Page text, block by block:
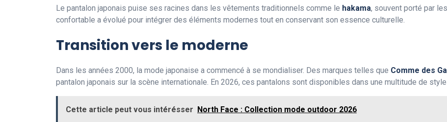
Le pantalon japonais puise ses racines dans les vêtements traditionnels comme le hakama, souvent porté par
confortable a évolué pour intégrer des éléments modernes tout en conservant son essence culturelle.
Transition vers le moderne
Dans les années 2000, la mode japonaise a commencé à se mondialiser. Des marques telles que Comme des
pantalon japonais sur la scène internationale. En 2026, ces pantalons sont disponibles dans une multitude de
Cette article peut vous intérésser North Face : Collection mode outdoor 2026